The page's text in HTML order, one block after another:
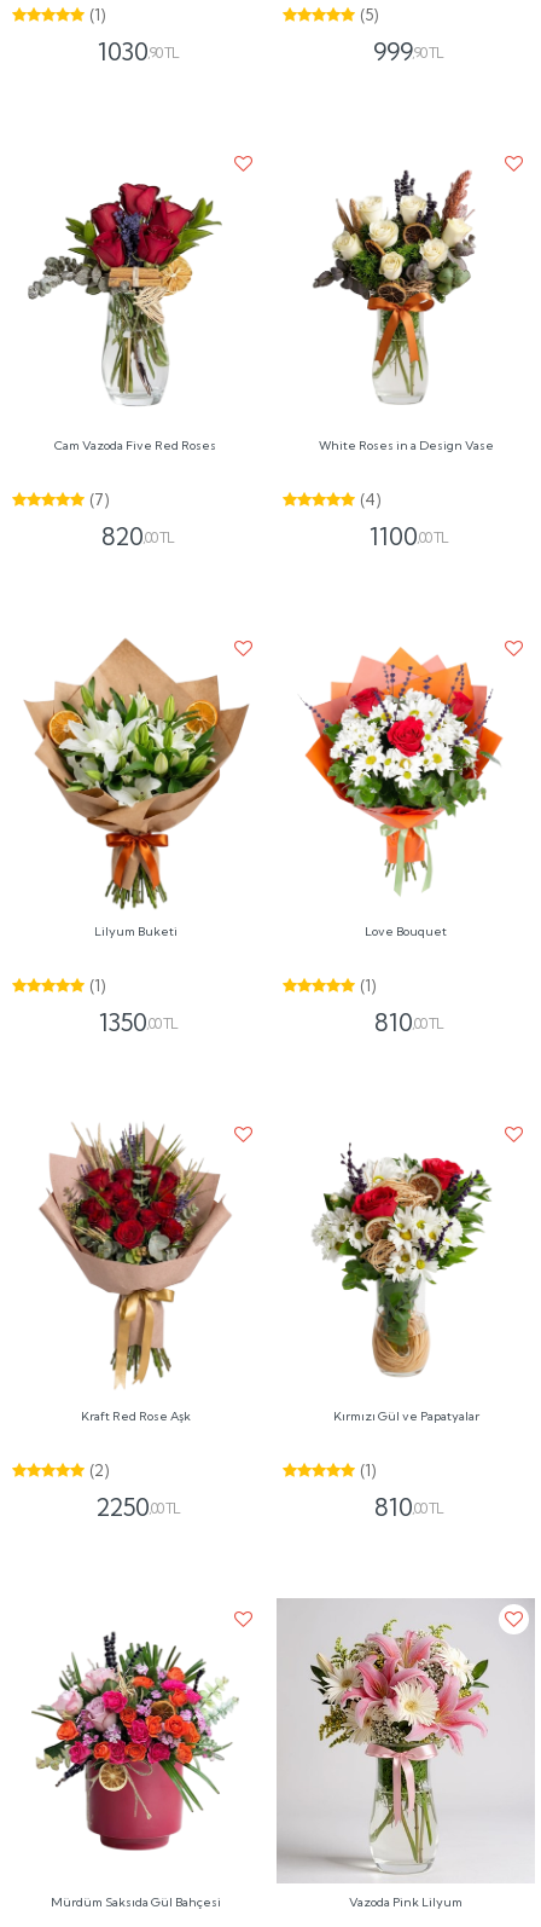
(1)
1030,90 TL
(5)
999,90 TL
Cam Vazoda Five Red Roses
(7)
820,00 TL
White Roses in a Design Vase
(4)
1100,00 TL
Lilyum Buketi
(1)
1350,00 TL
Love Bouquet
(1)
810,00 TL
Kraft Red Rose Aşk
(2)
2250,00 TL
Kırmızı Gül ve Papatyalar
(1)
810,00 TL
Mürdüm Saksıda Gül Bahçesi Vazoda Pink Lilyum